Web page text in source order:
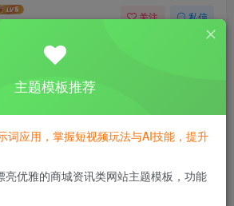
关注 私信
主题模板推荐
词应用，掌握短视频玩法与AI技能，提升
亮优雅的商城资讯类网站主题模板，功能